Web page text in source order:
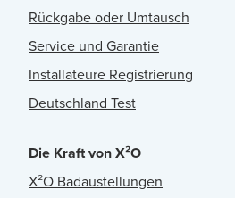
Rückgabe oder Umtausch
Service und Garantie
Installateure Registrierung
Deutschland Test
Die Kraft von X²O
X²O Badaustellungen